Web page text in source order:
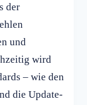
der
und
wird
– wie den
die Update-